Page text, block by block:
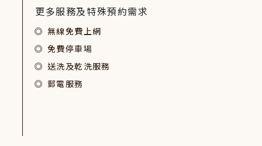
更多服務及特殊預約需求
無線免費上網
免費停車場
送洗及乾洗服務
郵電服務